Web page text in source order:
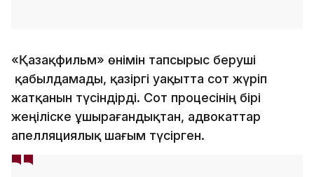
«Қазақфильм» өнімін тапсырыс беруші
қабылдамады, қазіргі уақытта сот жүріп
жатқанын түсіндірді. Сот процесінің бірі
жеңіліске ұшырағандықтан, адвокаттар
апелляциялық шағым түсірген.